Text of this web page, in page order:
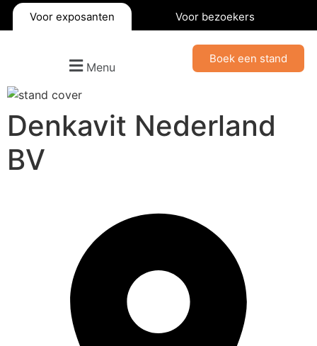
Voor exposanten Voor bezoekers
Menu
Boek een stand
Denkavit Nederland
BV